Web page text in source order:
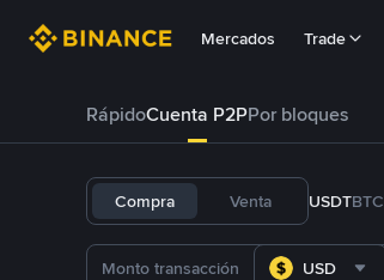
Mercados Trade
RápidoCuenta P2PPor bloques
Compra Venta USDTBTC
USD